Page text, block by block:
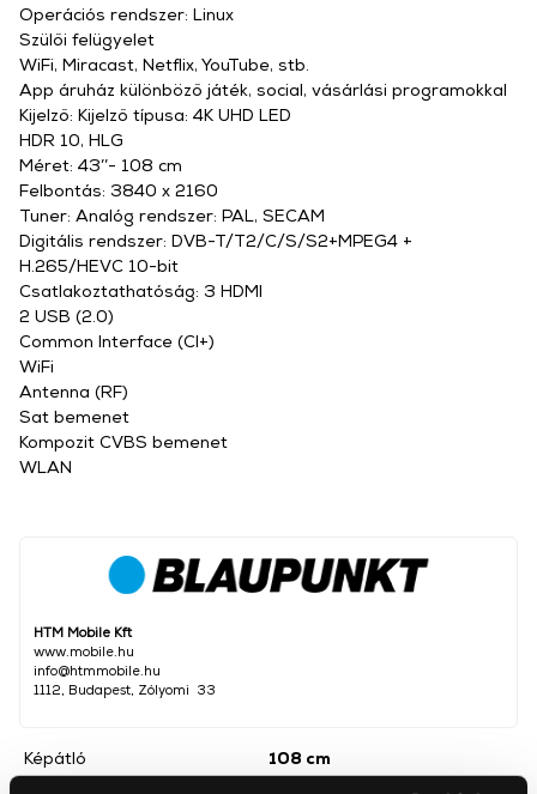
HTM Mobile Kft
www.mobile.hu
info@htmmobile.hu
1112, Budapest, Zólyomi 33
Képátló
108 cm
Operációs rendszer: Linux
Szülői felügyelet
WiFi, Miracast, Netflix, YouTube, stb.
App áruház különböző játék, social, vásárlási programokkal
Kijelző: Kijelző típusa: 4K UHD LED
HDR 10, HLG
Méret: 43’’- 108 cm
Felbontás: 3840 x 2160
Tuner: Analóg rendszer: PAL, SECAM
Digitális rendszer: DVB-T/T2/C/S/S2+MPEG4 +
H.265/HEVC 10-bit
Csatlakoztathatóság: 3 HDMI
2 USB (2.0)
Common Interface (CI+)
WiFi
Antenna (RF)
Sat bemenet
Kompozit CVBS bemenet
WLAN